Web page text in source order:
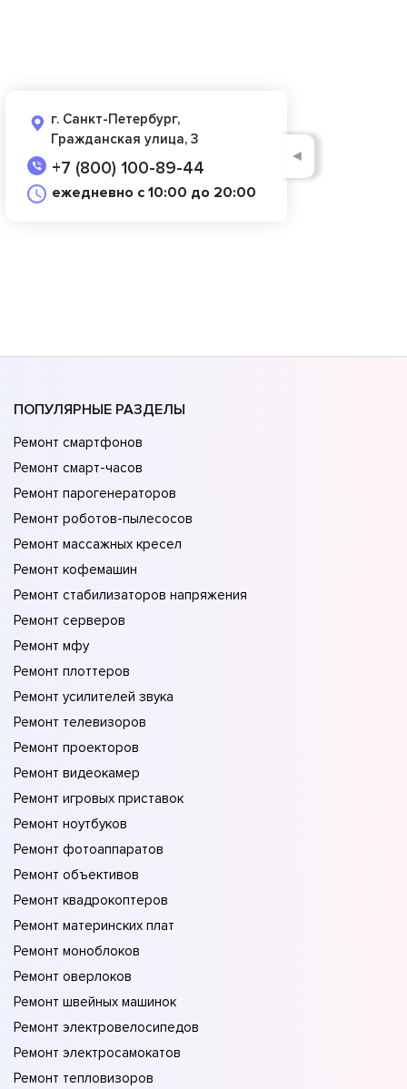
г. Санкт-Петербург,
Гражданская улица, 3
+7 (800) 100-89-44
ежедневно с 10:00 до 20:00
◄
ПОПУЛЯРНЫЕ РАЗДЕЛЫ
Ремонт смартфонов
Ремонт смарт-часов
Ремонт парогенераторов
Ремонт роботов-пылесосов
Ремонт массажных кресел
Ремонт кофемашин
Ремонт стабилизаторов напряжения
Ремонт серверов
Ремонт мфу
Ремонт плоттеров
Ремонт усилителей звука
Ремонт телевизоров
Ремонт проекторов
Ремонт видеокамер
Ремонт игровых приставок
Ремонт ноутбуков
Ремонт фотоаппаратов
Ремонт объективов
Ремонт квадрокоптеров
Ремонт материнских плат
Ремонт моноблоков
Ремонт оверлоков
Ремонт швейных машинок
Ремонт электровелосипедов
Ремонт электросамокатов
Ремонт тепловизоров